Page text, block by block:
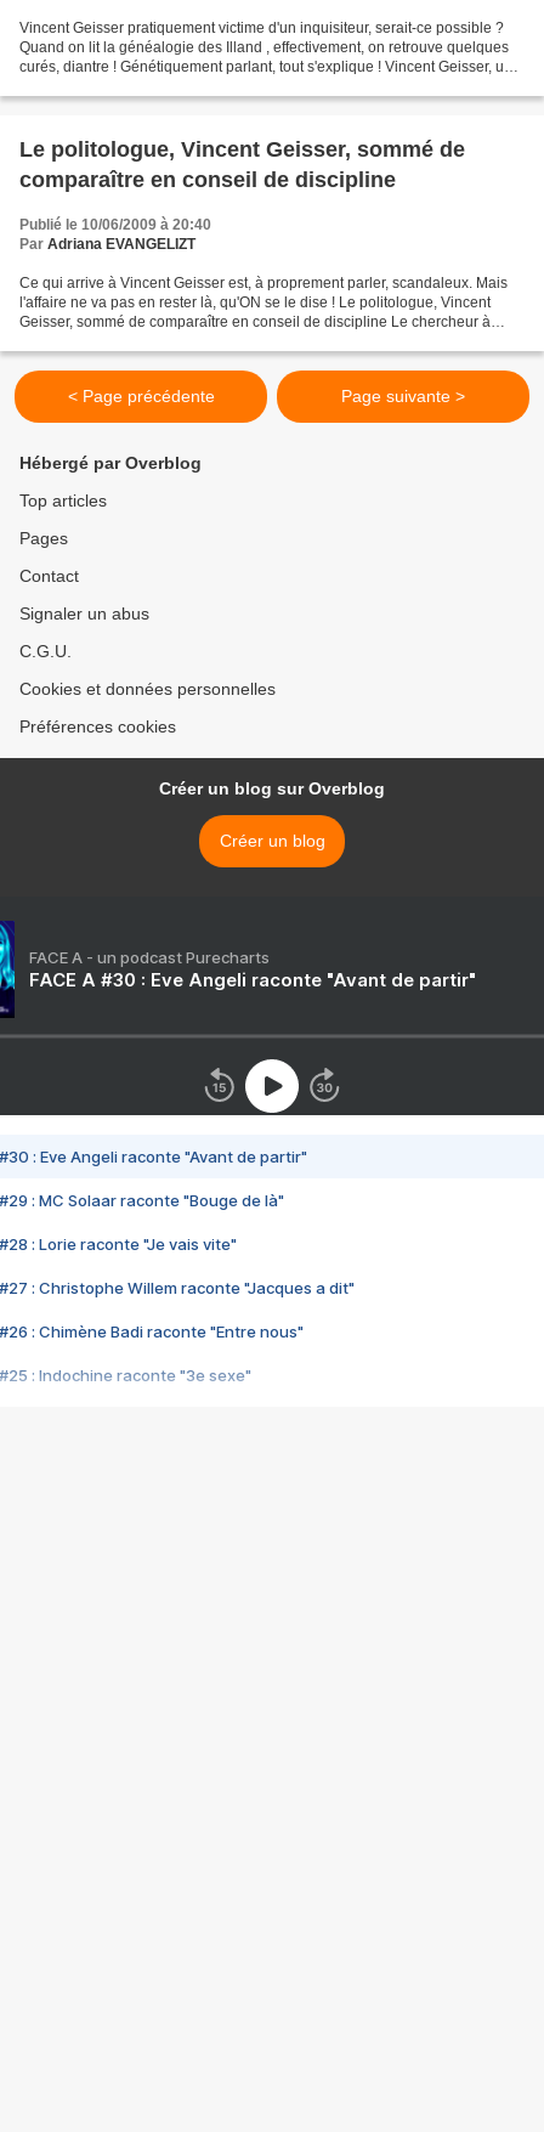
Vincent Geisser pratiquement victime d'un inquisiteur, serait-ce possible ?
Quand on lit la généalogie des Illand , effectivement, on retrouve quelques
curés, diantre ! Génétiquement parlant, tout s'explique ! Vincent Geisser, un
Le politologue, Vincent Geisser, sommé de
comparaître en conseil de discipline
Publié le 10/06/2009 à 20:40
Par Adriana EVANGELIZT
Ce qui arrive à Vincent Geisser est, à proprement parler, scandaleux. Mais
l'affaire ne va pas en rester là, qu'ON se le dise ! Le politologue, Vincent
Geisser, sommé de comparaître en conseil de discipline Le chercheur à
< Page précédente Page suivante >
Hébergé par Overblog
Top articles
Pages
Contact
Signaler un abus
C.G.U.
Cookies et données personnelles
Préférences cookies
Créer un blog sur Overblog
Créer un blog
FACE A - un podcast Purecharts
FACE A #30 : Eve Angeli raconte "Avant de partir"
#30 : Eve Angeli raconte "Avant de partir"
#29 : MC Solaar raconte "Bouge de là"
#28 : Lorie raconte "Je vais vite"
#27 : Christophe Willem raconte "Jacques a dit"
#26 : Chimène Badi raconte "Entre nous"
#25 : Indochine raconte "3e sexe"